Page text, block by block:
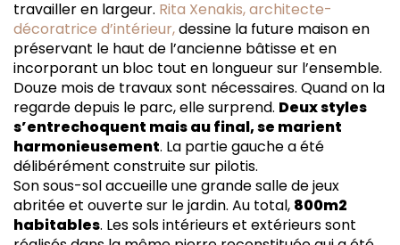
travailler en largeur. Rita Xenakis, architecte-
décoratrice d’intérieur,dessine la future maison en
préservant le haut de l’ancienne bâtisse et en
incorporant un bloc tout en longueur sur l’ensemble.
Douze mois de travaux sont nécessaires. Quand on la
regarde depuis le parc, elle surprend. Deux styles
s’entrechoquent mais au final, se marient
harmonieusement. La partie gauche a été
délibérément construite sur pilotis.
Son sous-sol accueille une grande salle de jeux
abritée et ouverte sur le jardin. Au total, 800m2
habitables. Les sols intérieurs et extérieurs sont